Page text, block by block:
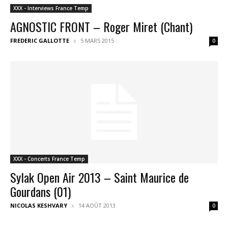
XXX - Interviews France Temp
AGNOSTIC FRONT – Roger Miret (Chant)
FREDERIC GALLOTTE 5 MARS 2015 0
XXX - Concerts France Temp
Sylak Open Air 2013 – Saint Maurice de
Gourdans (01)
NICOLAS KESHVARY 14 AOÛT 2013 0